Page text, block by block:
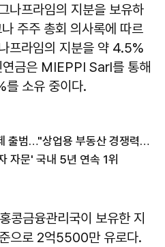
나프라임의 지분을 보유하
주주 총회 의사록에 따르
프라임의 지분을 약 4.5%
연금은 MIEPPI Sarl를 통해
를 소유 중이다.
신영에셋, 손종구 대표 체제 출범…"상업용 부동산 경쟁력 강화"
자문' 국내 5년 연속 1위
콩금융관리국이 보유한 지
으로 2억5500만 유로다.